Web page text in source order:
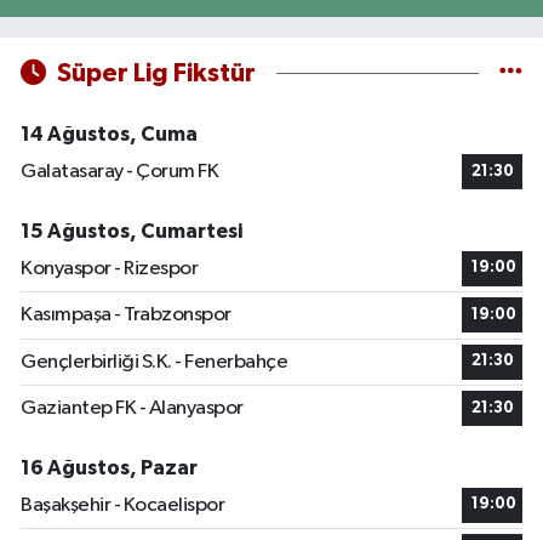
Süper Lig Fikstür
14 Ağustos, Cuma
Galatasaray - Çorum FK
21:30
15 Ağustos, Cumartesi
Konyaspor - Rizespor
19:00
Kasımpaşa - Trabzonspor 19:00
Gençlerbirliği S.K. - Fenerbahçe 21:30
Gaziantep FK - Alanyaspor 21:30
16 Ağustos, Pazar
Başakşehir - Kocaelispor
19:00